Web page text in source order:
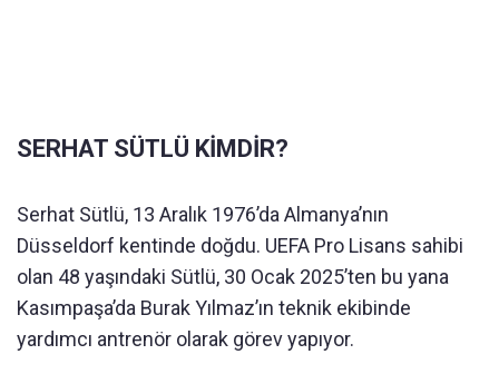
SERHAT SÜTLÜ KİMDİR?
Serhat Sütlü, 13 Aralık 1976’da Almanya’nın
Düsseldorf kentinde doğdu. UEFA Pro Lisans sahibi
olan 48 yaşındaki Sütlü, 30 Ocak 2025’ten bu yana
Kasımpaşa’da Burak Yılmaz’ın teknik ekibinde
yardımcı antrenör olarak görev yapıyor.